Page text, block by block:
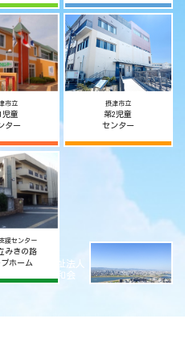
社会福祉法人
摂津宥和会
市立
児童
ター
摂津市立
第2児童
センター
援センター
みきの路
ホーム